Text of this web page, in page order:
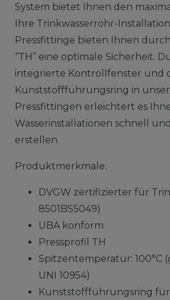
System bietet Ihnen den
Ihre Trinkwasserrohr-
Pressfittinge bieten Ihnen
“TH” eine optimale Sicherheit.
integrierte Kontrollfenster und
Kunststoffführungsring in
Pressfittingen erleichtert es
Wasserinstallationen schnell
erstellen.
Produktmerkmale:
DVGW zertifizierter für
8501BS5049)
UBA konform
Pressprofil TH
Spitzentemperatur: 100°C
UNI 10954)
Kunststoffführungsring für